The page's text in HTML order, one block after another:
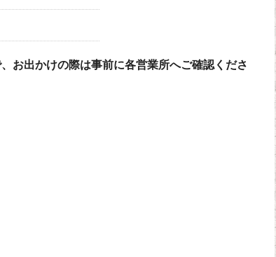
お出かけの際は事前に各営業所へご確認くださ